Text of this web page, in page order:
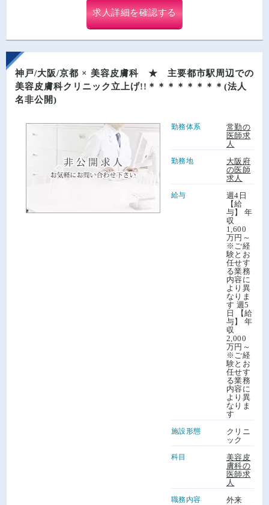
求人詳細を確認する
神戸/大阪/京都 × 美容皮膚科 ★ 主要都市駅周辺での
美容皮膚科クリニック立上げ!!＊＊＊＊＊＊＊＊(法人
名非公開)
勤務体系
常勤の
医師求
人
勤務地
大阪府
の医師
求人
給与
週4日
【給
与】 年
収
1,600
万円～
※ご経
験とお
任せす
る業務
内容に
より異
なりま
す 週5
日 【給
与】 年
収
2,000
万円～
※ご経
験とお
任せす
る業務
内容に
より異
なりま
す
施設形態
クリニ
ック
科目
美容皮
膚科の
医師求
人
職務内容 外来